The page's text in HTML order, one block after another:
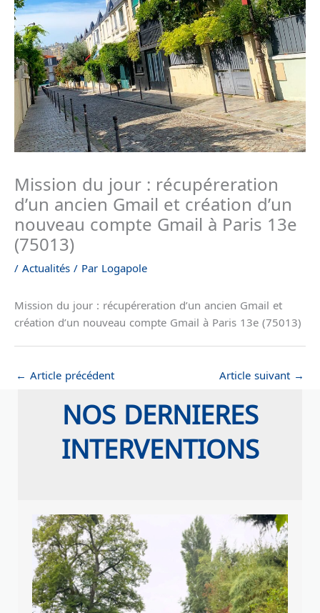
Mission du jour : récupéreration
d’un ancien Gmail et création d’un
nouveau compte Gmail à Paris 13e
(75013)
/ Actualités / Par Logapole
Mission du jour : récupéreration d’un ancien Gmail et
création d’un nouveau compte Gmail à Paris 13e (75013)
← Article précédent Article suivant →
NOS DERNIERES
INTERVENTIONS